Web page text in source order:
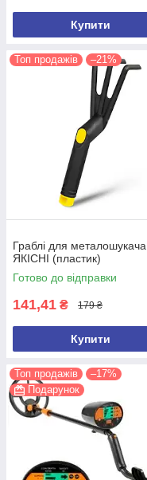
Купити
Топ продажів –21%
Граблі для металошукача
ЯКІСНІ (пластик)
Готово до відправки
141,41 ₴ 179 ₴
Купити
Топ продажів
–17%
Подарунок